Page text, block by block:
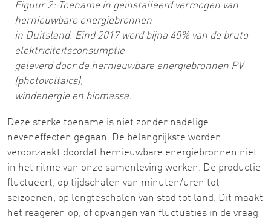
Figuur 2: Toename in geïnstalleerd vermogen van
hernieuwbare energiebronnen
in Duitsland. Eind 2017 werd bijna 40% van de bruto
elektriciteitsconsumptie
geleverd door de hernieuwbare energiebronnen PV
(photovoltaics),
windenergie en biomassa.
Deze sterke toename is niet zonder nadelige
neveneffecten gegaan. De belangrijkste worden
veroorzaakt doordat hernieuwbare energiebronnen niet
in het ritme van onze samenleving werken. De productie
fluctueert, op tijdschalen van minuten/uren tot
seizoenen, op lengteschalen van stad tot land. Dit maakt
het reageren op, of opvangen van fluctuaties in de vraag